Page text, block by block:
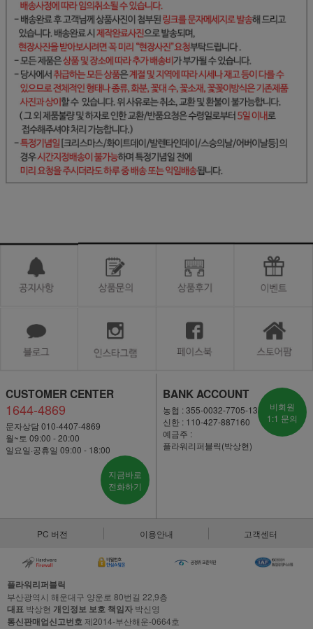
CUSTOMER CENTER
1644-4869
문자상담 010-4407-4869
월~토 09:00 - 20:00
일요일·공휴일 09:00 - 18:00
지금바로
전화하기
BANK ACCOUNT
농협 : 355-0032-7705-13
신한 : 110-427-887160
예금주 :
플라워리퍼블릭(박상현)
비회원
1:1 문의
PC 버전 이용안내 고객센터
플라워리퍼블릭
부산광역시 해운대구 양운로 80번길 22,9층
대표 박상현 개인정보 보호 책임자 박신영
통신판매업신고번호제2014-부산해운-0664호